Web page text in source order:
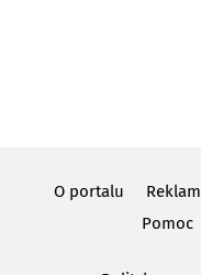
O portalu
Pomoc